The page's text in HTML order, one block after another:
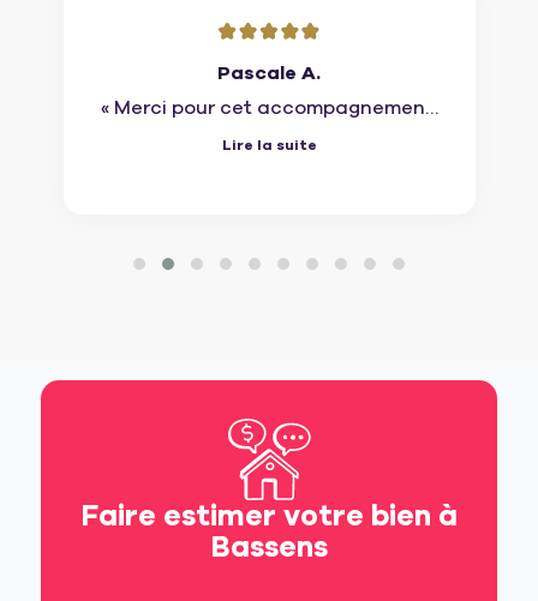
Pascale A.
« Merci pour cet accompagnement.
Du début à la signature finale, je ne
Lire la suite
Faire estimer votre bien à
Bassens